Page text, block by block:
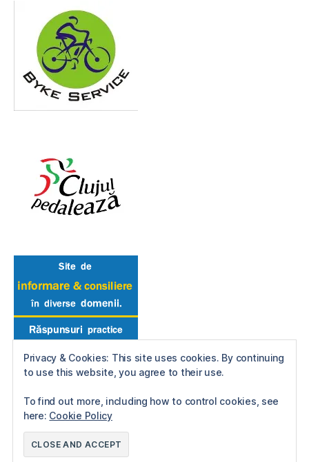
© 2026Reactie in Lant
Privacy & Cookies: This site uses cookies. By continuing
to use this website, you agree to their use.
To find out more, including how to control cookies, see
here: Cookie Policy